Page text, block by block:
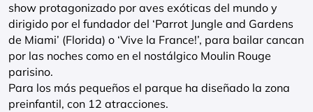
show protagonizado por aves exóticas del mundo y
dirigido por el fundador del ‘Parrot Jungle and Gardens
de Miami’ (Florida) o ‘Vive la France!’, para bailar cancan
por las noches como en el nostálgico Moulin Rouge
parisino.
Para los más pequeños el parque ha diseñado la zona
preinfantil, con 12 atracciones.